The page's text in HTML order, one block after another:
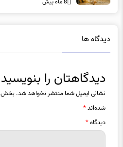
در زیر کوه‌های چین
دیدگاه ها
دیدگاهتان را بنویسید
نشانی ایمیل شما منتشر نخواهد شد.
شده‌اند*
دیدگاه